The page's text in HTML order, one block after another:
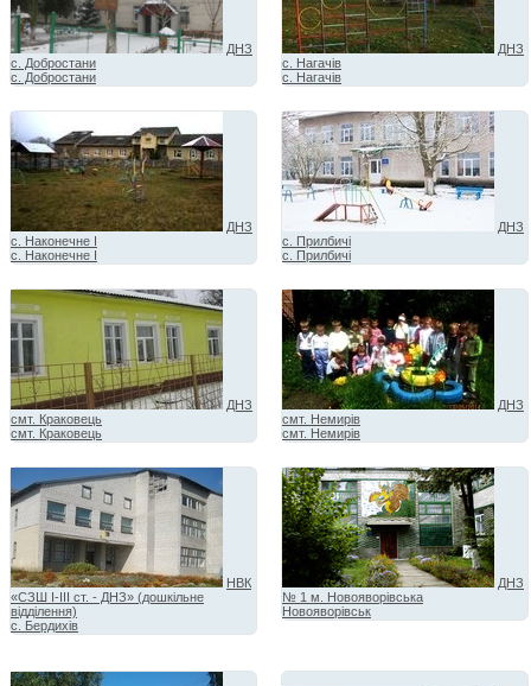
ДНЗ
с. Добростани
с. Добростани
ДНЗ
с. Нагачів
с. Нагачів
ДНЗ
с. Наконечне І
с. Наконечне І
ДНЗ
с. Прилбичі
с. Прилбичі
ДНЗ
смт. Краковець
смт. Краковець
ДНЗ
смт. Немирів
смт. Немирів
НВК
«СЗШ І-ІІІ ст. - ДНЗ» (дошкільне
відділення)
с. Бердихів
ДНЗ
№ 1 м. Новояворівська
Новояворівськ